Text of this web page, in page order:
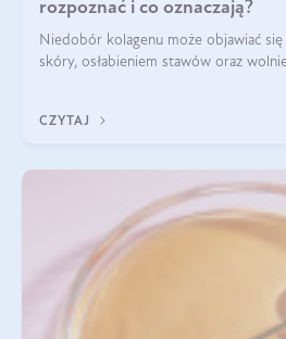
rozpoznać i co oznaczają?
Niedobór kolagenu może objawiać
skóry, osłabieniem stawów oraz
osłabienie włosów.
CZYTAJ